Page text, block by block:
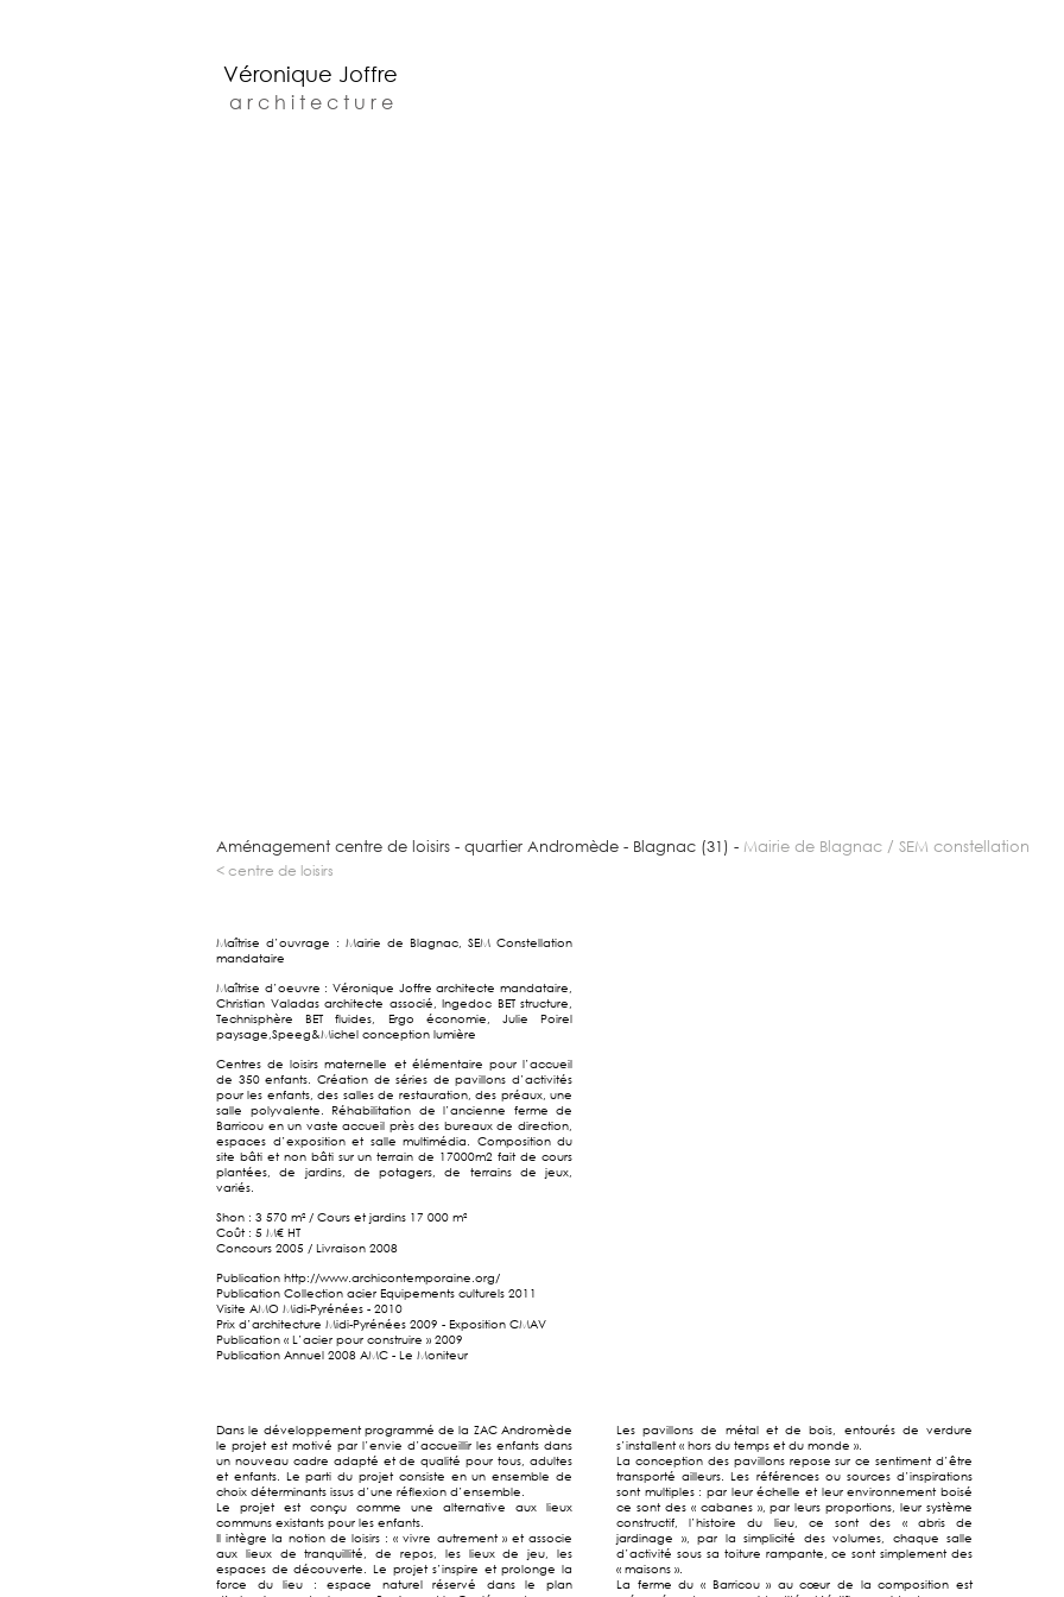
Véronique Joffre
a r c h i t e c t u r e
Aménagement centre de loisirs - quartier Andromède - Blagnac (31) - Mairie de Blagnac / SEM constellation
< centre de loisirs
Maîtrise d’ouvrage : Mairie de Blagnac, SEM Constellation
mandataire
Maîtrise d’oeuvre : Véronique Joffre architecte mandataire,
Christian Valadas architecte associé, Ingedoc BET structure,
Technisphère BET fluides, Ergo économie, Julie Poirel
paysage,Speeg&Michel conception lumière
Centres de loisirs maternelle et élémentaire pour l’accueil
de 350 enfants. Création de séries de pavillons d’activités
pour les enfants, des salles de restauration, des préaux, une
salle polyvalente. Réhabilitation de l’ancienne ferme de
Barricou en un vaste accueil près des bureaux de direction,
espaces d’exposition et salle multimédia. Composition du
site bâti et non bâti sur un terrain de 17000m2 fait de cours
plantées, de jardins, de potagers, de terrains de jeux,
variés.
Shon : 3 570 m² / Cours et jardins 17 000 m²
Coût : 5 M€ HT
Concours 2005 / Livraison 2008
Publication http://www.archicontemporaine.org/
Publication Collection acier Equipements culturels 2011
Visite AMO Midi-Pyrénées - 2010
Prix d’architecture Midi-Pyrénées 2009 - Exposition CMAV
Publication « L’acier pour construire » 2009
Publication Annuel 2008 AMC - Le Moniteur
Dans le développement programmé de la ZAC Andromède
le projet est motivé par l’envie d’accueillir les enfants dans
un nouveau cadre adapté et de qualité pour tous, adultes
et enfants. Le parti du projet consiste en un ensemble de
choix déterminants issus d’une réflexion d’ensemble.
Le projet est conçu comme une alternative aux lieux
communs existants pour les enfants.
Il intègre la notion de loisirs : « vivre autrement » et associe
aux lieux de tranquillité, de repos, les lieux de jeu, les
espaces de découverte. Le projet s’inspire et prolonge la
force du lieu : espace naturel réservé dans le plan
Les pavillons de métal et de bois, entourés de verdure
s’installent « hors du temps et du monde ».
La conception des pavillons repose sur ce sentiment d’être
transporté ailleurs. Les références ou sources d’inspirations
sont multiples : par leur échelle et leur environnement boisé
ce sont des « cabanes », par leurs proportions, leur système
constructif, l’histoire du lieu, ce sont des « abris de
jardinage », par la simplicité des volumes, chaque salle
d’activité sous sa toiture rampante, ce sont simplement des
« maisons ».
La ferme du « Barricou » au cœur de la composition est